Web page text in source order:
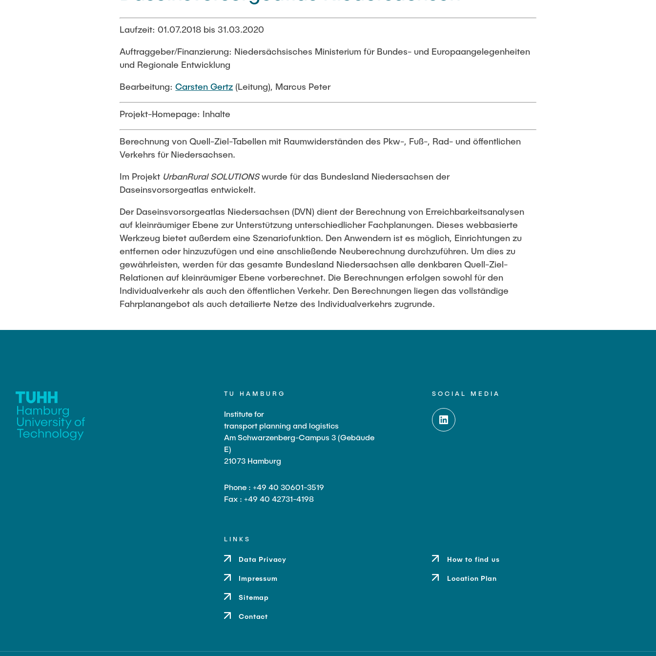
Laufzeit: 01.07.2018 bis 31.03.2020
Auftraggeber/Finanzierung: Niedersächsisches Ministerium für Bundes- und Europaangelegenheiten
und Regionale Entwicklung
Bearbeitung:Carsten Gertz (Leitung), Marcus Peter
Projekt-Homepage: Inhalte
Berechnung von Quell-Ziel-Tabellen mit Raumwiderständen des Pkw-, Fuß-, Rad- und öffentlichen
Verkehrs für Niedersachsen.
Im Projekt UrbanRural SOLUTIONSwurde für das Bundesland Niedersachsen der
Daseinsvorsorgeatlas entwickelt.
Der Daseinsvorsorgeatlas Niedersachsen (DVN) dient der Berechnung von Erreichbarkeitsanalysen
auf kleinräumiger Ebene zur Unterstützung unterschiedlicher Fachplanungen. Dieses webbasierte
Werkzeug bietet außerdem eine Szenariofunktion. Den Anwendern ist es möglich, Einrichtungen zu
entfernen oder hinzuzufügen und eine anschließende Neuberechnung durchzuführen. Um dies zu
gewährleisten, werden für das gesamte Bundesland Niedersachsen alle denkbaren Quell-Ziel-
Relationen auf kleinräumiger Ebene vorberechnet. Die Berechnungen erfolgen sowohl für den
Individualverkehr als auch den öffentlichen Verkehr. Den Berechnungen liegen das vollständige
Fahrplanangebot als auch detailierte Netze des Individualverkehrs zugrunde.
TU HAMBURG
Institute for
transport planning and logistics
Am Schwarzenberg-Campus 3 (Gebäude
E)
21073 Hamburg
Phone : +49 40 30601-3519
Fax : +49 40 42731-4198
SOCIAL MEDIA
LINKS
Data Privacy
Impressum
Sitemap
Contact
How to find us
Location Plan